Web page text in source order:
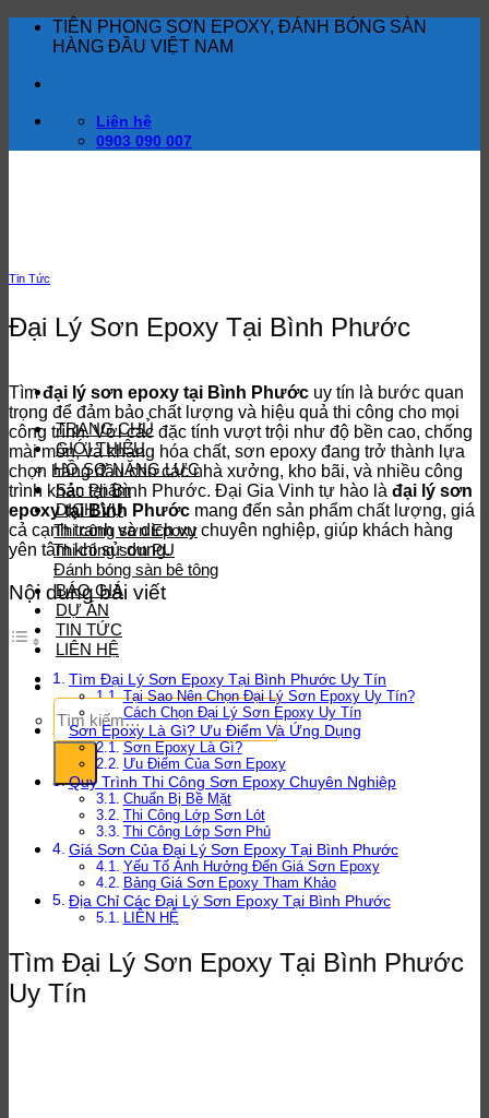
dung
TIÊN PHONG SƠN EPOXY, ĐÁNH BÓNG SÀN
HÀNG ĐẦU VIỆT NAM
Liên hệ
0903 090 007
TRANG CHỦ
GIỚI THIỆU
HỒ SƠ NĂNG LỰC
Sản Phẩm
DỊCH VỤ
Thi công sơn Epoxy
Thi công sơn PU
Đánh bóng sàn bê tông
BÁO GIÁ
DỰ ÁN
TIN TỨC
LIÊN HỆ
Tìm
kiếm:
Tin Tức
Đại Lý Sơn Epoxy Tại Bình Phước
Tìmđại lý sơn epoxy tại Bình Phước uy tín là bước quan
trọng để đảm bảo chất lượng và hiệu quả thi công cho mọi
công trình. Với các đặc tính vượt trội như độ bền cao, chống
mài mòn, và kháng hóa chất, sơn epoxy đang trở thành lựa
chọn hàng đầu cho các nhà xưởng, kho bãi, và nhiều công
trình khác tại Bình Phước. Đại Gia Vinh tự hào là đại lý sơn
epoxy tại Bình Phước mang đến sản phẩm chất lượng, giá
cả cạnh tranh và dịch vụ chuyên nghiệp, giúp khách hàng
yên tâm khi sử dụng.
Nội dung bài viết
Tìm Đại Lý Sơn Epoxy Tại Bình Phước Uy Tín
Tại Sao Nên Chọn Đại Lý Sơn Epoxy Uy Tín?
Cách Chọn Đại Lý Sơn Epoxy Uy Tín
Sơn Epoxy Là Gì? Ưu Điểm Và Ứng Dụng
Sơn Epoxy Là Gì?
Ưu Điểm Của Sơn Epoxy
Quy Trình Thi Công Sơn Epoxy Chuyên Nghiệp
Chuẩn Bị Bề Mặt
Thi Công Lớp Sơn Lót
Thi Công Lớp Sơn Phủ
Giá Sơn Của Đại Lý Sơn Epoxy Tại Bình Phước
Yếu Tố Ảnh Hưởng Đến Giá Sơn Epoxy
Bảng Giá Sơn Epoxy Tham Khảo
Địa Chỉ Các Đại Lý Sơn Epoxy Tại Bình Phước
LIÊN HỆ
Tìm Đại Lý Sơn Epoxy Tại Bình Phước
Uy Tín